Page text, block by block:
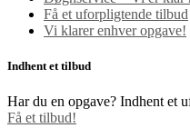
Få et uforpligtende tilbud
Vi klarer enhver opgave!
Indhent et tilbud
Har du en opgave? Indhent et
Få et tilbud!